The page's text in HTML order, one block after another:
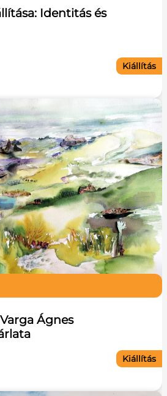
Identitás és
Kiállítás
Ágnes
Kiállítás